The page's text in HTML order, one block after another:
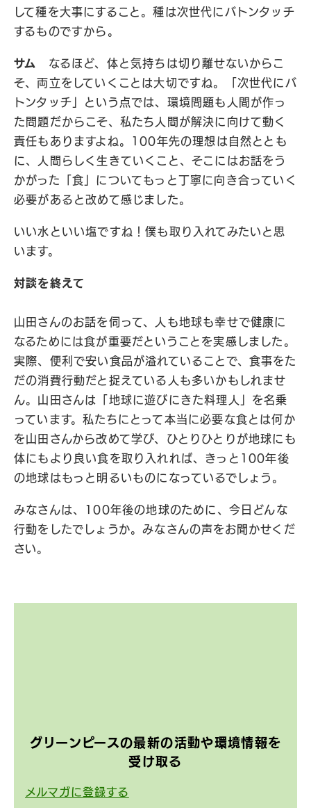
して種を大事にすること。種は次世代にバトンタッチ
するものですから。
サム
なるほど、体と気持ちは切り離せないからこ
そ、両立をしていくことは大切ですね。「次世代にバ
トンタッチ」という点では、環境問題も人間が作っ
た問題だからこそ、私たち人間が解決に向けて動く
責任もありますよね。100年先の理想は自然ととも
に、人間らしく生きていくこと、そこにはお話をう
かがった「食」についてもっと丁寧に向き合っていく
必要があると改めて感じました。
いい水といい塩ですね！僕も取り入れてみたいと思
います。
対談を終えて
山田さんのお話を伺って、人も地球も幸せで健康に
なるためには食が重要だということを実感しました。
実際、便利で安い食品が溢れていることで、食事をた
だの消費行動だと捉えている人も多いかもしれませ
ん。山田さんは「地球に遊びにきた料理人」を名乗
っています。私たちにとって本当に必要な食とは何か
を山田さんから改めて学び、ひとりひとりが地球にも
体にもより良い食を取り入れれば、きっと100年後
の地球はもっと明るいものになっているでしょう。
みなさんは、100年後の地球のために、今日どんな
行動をしたでしょうか。みなさんの声をお聞かせくだ
さい。
グリーンピースの最新の活動や環境情報を
受け取る
メルマガに登録する